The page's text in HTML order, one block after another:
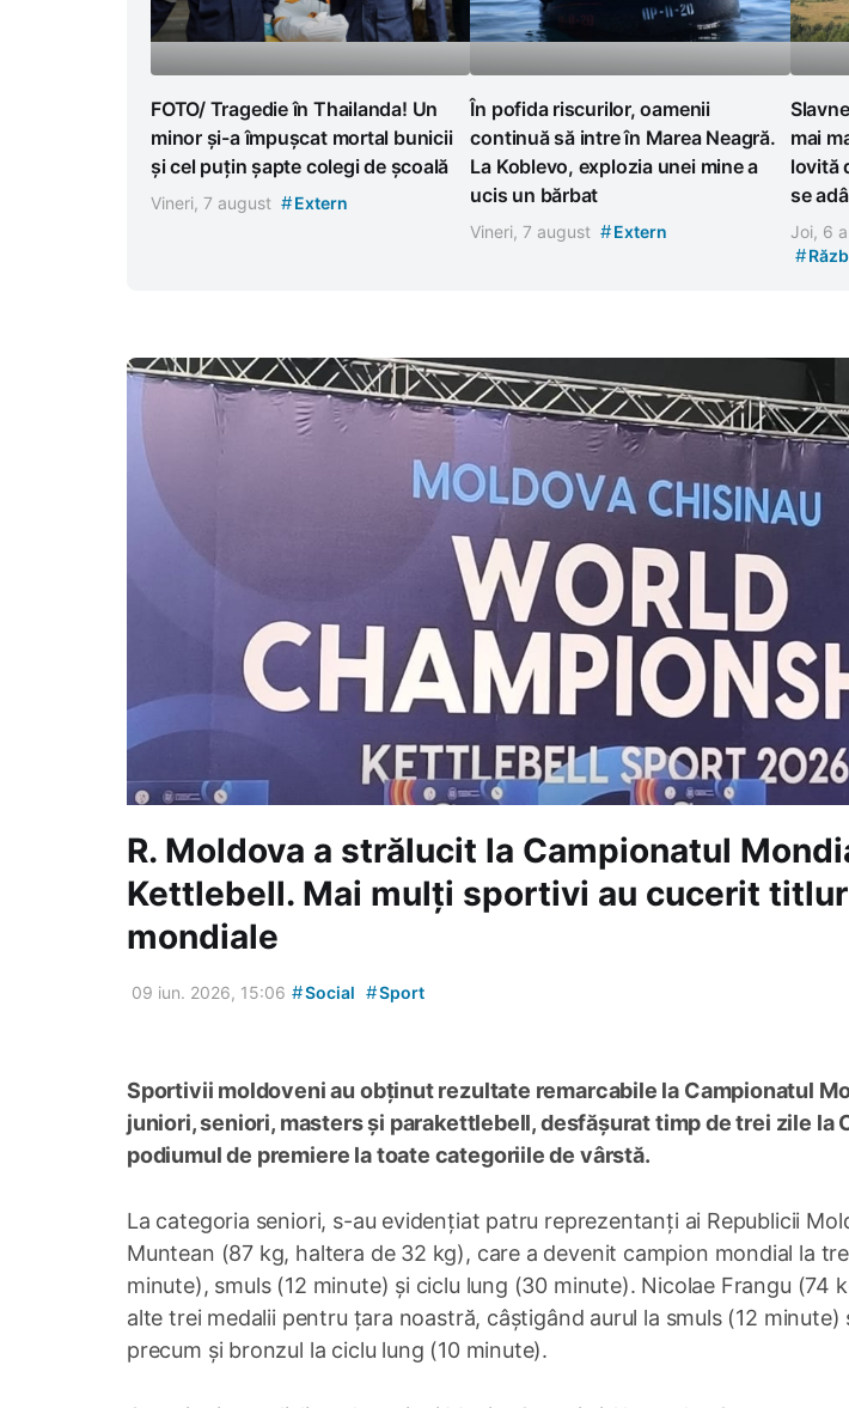
FOTO/ Tragedie în Thailanda! Un
minor și-a împușcat mortal bunicii
și cel puțin șapte colegi de școală
Vineri, 7 august #Extern
În pofida riscurilor, oamenii
continuă să intre în Marea Neagră.
La Koblevo, explozia unei mine a
ucis un bărbat
Vineri, 7 august #Extern
mai
lovită
se
Joi, 6
#
R. Moldova a strălucit la Campionatul
Kettlebell. Mai mulți sportivi au cucerit
mondiale
09 iun. 2026, 15:06 #Social #Sport
Sportivii moldoveni au obținut rezultate remarcabile la Campionatul
juniori, seniori, masters și parakettlebell, desfășurat timp de trei zile la
podiumul de premiere la toate categoriile de vârstă.
La categoria seniori, s-au evidențiat patru reprezentanți ai Republicii
Muntean (87 kg, haltera de 32 kg), care a devenit campion mondial la
minute), smuls (12 minute) și ciclu lung (30 minute). Nicolae Frangu (74
alte trei medalii pentru țara noastră, câștigând aurul la smuls (12
precum și bronzul la ciclu lung (10 minute).